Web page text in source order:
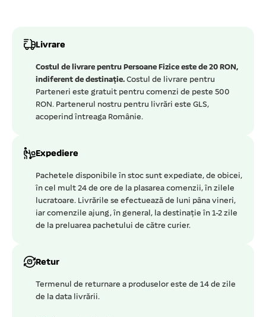
Livrare
Costul de livrare pentru Persoane Fizice este de 20 RON,
indiferent de destinație. Costul de livrare pentru
Parteneri este gratuit pentru comenzi de peste 500
RON. Partenerul nostru pentru livrări este GLS,
acoperind întreaga Românie.
Expediere
Pachetele disponibile în stoc sunt expediate, de obicei,
în cel mult 24 de ore de la plasarea comenzii, în zilele
lucratoare. Livrările se efectuează de luni pâna vineri,
iar comenzile ajung, în general, la destinație în 1-2 zile
de la preluarea pachetului de către curier.
Retur
Termenul de returnare a produselor este de 14 de zile
de la data livrării.